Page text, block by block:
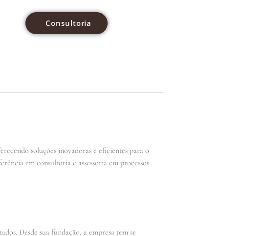
Consultoria
soluções inovadoras e eficientes para o
em consultoria e assessoria em processos
Desde sua fundação, a empresa tem se